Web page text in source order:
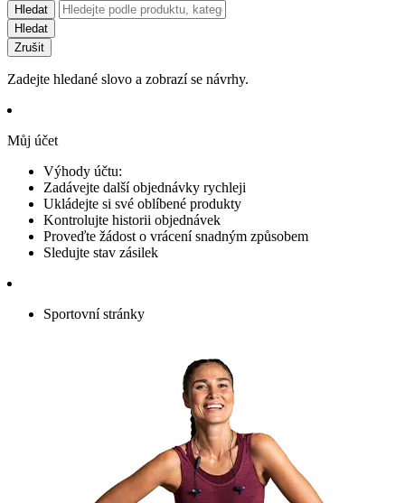
Hledat
Hledat
Zrušit
Zadejte hledané slovo a zobrazí se návrhy.
Můj účet
Výhody účtu:
Zadávejte další objednávky rychleji
Ukládejte si své oblíbené produkty
Kontrolujte historii objednávek
Proveďte žádost o vrácení snadným způsobem
Sledujte stav zásilek
Sportovní stránky